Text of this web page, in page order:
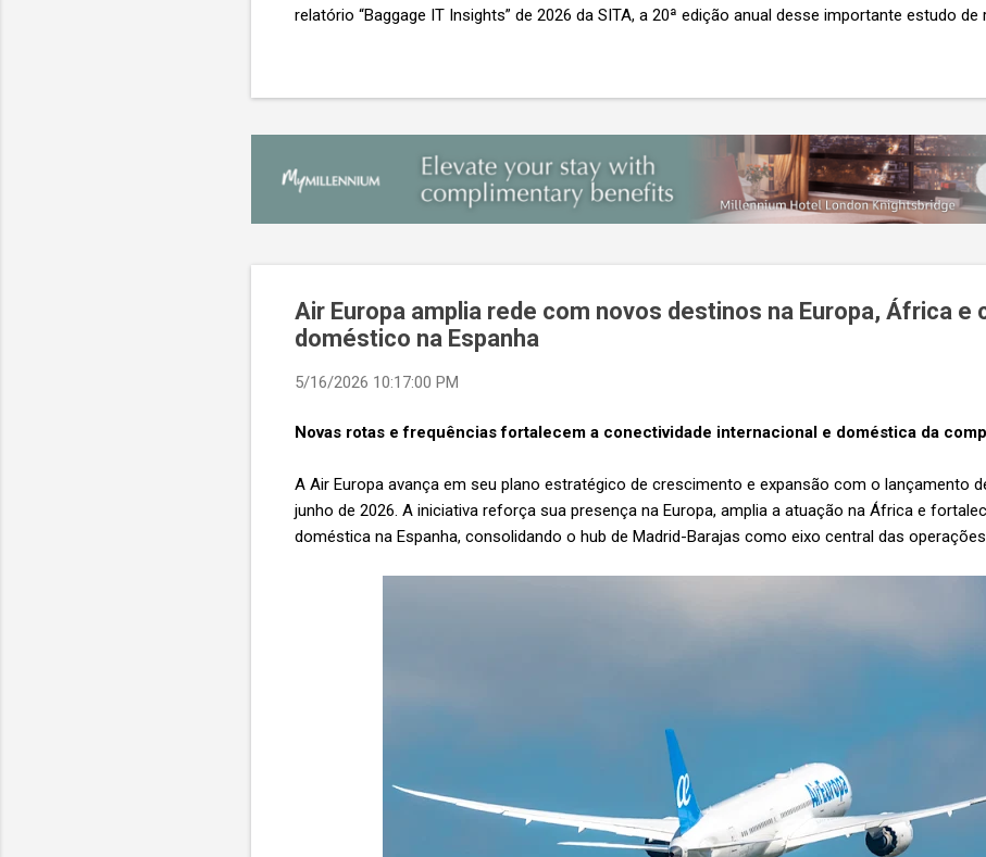
relatório “Baggage IT Insights” de 2026 da SITA, a 20ª edição anual desse importante estudo
lucro líquido médio de apenas US$ 8 por passageiro, uma mala extraviada anula o lucro de
Air Europa amplia rede com novos destinos na Europa, África e
doméstico na Espanha
5/16/2026 10:17:00 PM
Novas rotas e frequências fortalecem a conectividade internacional e doméstica da
A Air Europa avança em seu plano estratégico de crescimento e expansão com o lançamento
junho de 2026. A iniciativa reforça sua presença na Europa, amplia a atuação na África e
doméstica na Espanha, consolidando o hub de Madrid-Barajas como eixo central das